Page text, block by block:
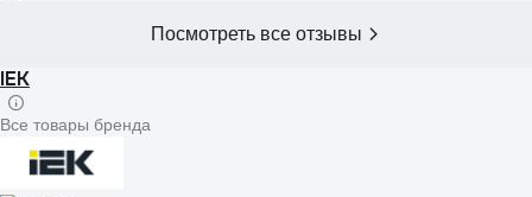
уютнее, что положительно сказалось на моём настроении и
Посмотреть все отзывы
IEK
Все товары бренда